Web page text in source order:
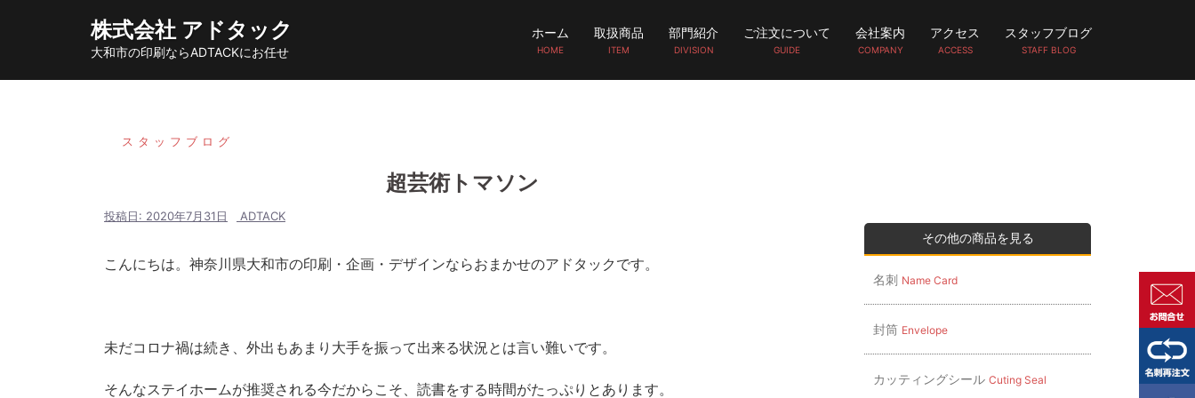
ン
株式会社 アドタック
大和市の印刷ならADTACKにお任せ
ホーム
HOME
取扱商品
ITEM
部門紹介
DIVISION
ご注文について
GUIDE
会社案内
COMPANY
アクセス
ACCESS
スタッフブログ
STAFF BLOG
スタッフブログ
超芸術トマソン
投稿日: 2020年7月31日 ADTACK
こんにちは。神奈川県大和市の印刷・企画・デザインならおまかせのアドタックです。
未だコロナ禍は続き、外出もあまり大手を振って出来る状況とは言い難いです。
そんなステイホームが推奨される今だからこそ、読書をする時間がたっぷりとあります。
その他の商品を見る
名刺 Name Card
封筒 Envelope
カッティングシール Cuting Seal